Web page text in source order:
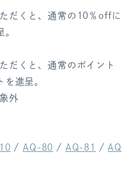
だくと、通常の10％offに
だくと、通常のポイント
進呈。
外
/ AQ-80 / AQ-81 / AQ